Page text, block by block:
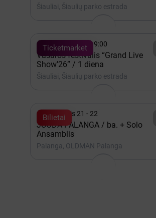
Šiauliai, Šiaulių parko estrada
Ticketmarket
Rugpjūtis 07 - 19:00
Vasaros festivalis “Grand Live
Show’26” / 1 diena
Šiauliai, Šiaulių parko estrada
Bilietai
Rugpjūtis 21 - 22
JUODA PALANGA / ba. + Solo
Ansamblis
Palanga, OLDMAN Palanga